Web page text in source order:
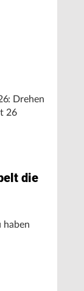
Drehen
26
die
haben